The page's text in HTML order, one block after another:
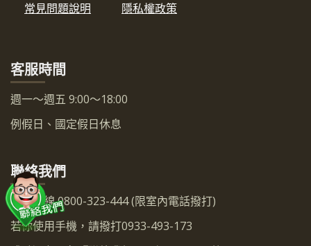
常見問題說明
隱私權政策
客服時間
週一～週五 9:00～18:00
例假日、國定假日休息
聯絡我們
服務專線 0800-323-444 (限室內電話撥打)
若你使用手機，請撥打0933-493-173